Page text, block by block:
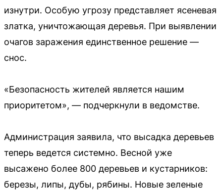
изнутри. Особую угрозу представляет ясеневая
златка, уничтожающая деревья. При выявлении
очагов заражения единственное решение —
снос.
«Безопасность жителей является нашим
приоритетом», — подчеркнули в ведомстве.
Администрация заявила, что высадка деревьев
теперь ведется системно. Весной уже
высажено более 800 деревьев и кустарников:
березы, липы, дубы, рябины. Новые зеленые